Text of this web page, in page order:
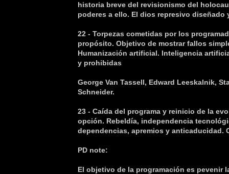
historia breve del revisionismo del
poderes a ello. El dios represivo diseñado
22 - Torpezas cometidas por los
propósito. Objetivo de mostrar fallos
Humanización artificial. Inteligencia
y prohibidas
George Van Tassell, Edward Leeskalnik,
Schneider.
23 - Caída del programa y reinicio de la
opción. Rebeldía, independencia
dependencias, apremios y anticaducidad.
PD note:
El objetivo de la programación es pevenir